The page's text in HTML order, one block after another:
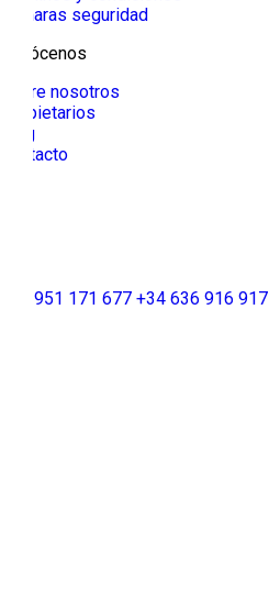
Cámaras seguridad
Conócenos
Sobre nosotros
Propietarios
Blog
Contacto
+34 951 171 677 +34 636 916 917